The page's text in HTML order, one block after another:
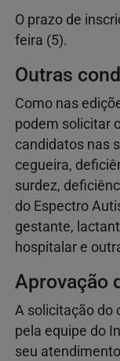
O prazo de
feira (5).
Outras
Como nas
podem solicitar
candidatos nas
cegueira,
surdez,
do Espectro
gestante,
hospitalar e
Aprovação
A solicitação do
pela equipe do
seu